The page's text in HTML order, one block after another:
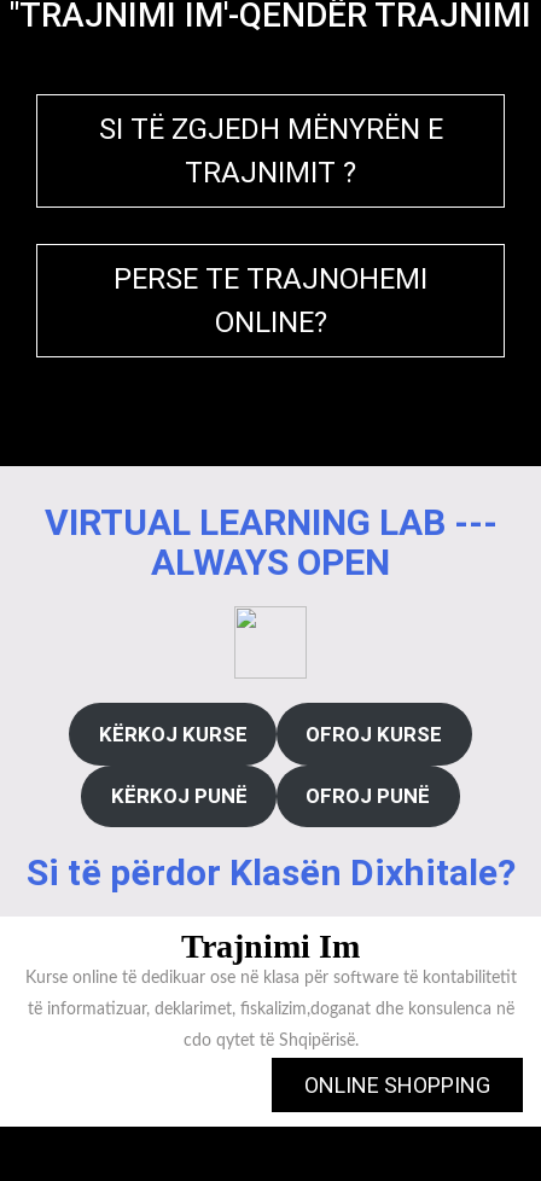
"TRAJNIMI IM'-QENDËR TRAJNIMI
SI TË ZGJEDH MËNYRËN E
TRAJNIMIT ?
PERSE TE TRAJNOHEMI
ONLINE?
VIRTUAL LEARNING LAB ---
ALWAYS OPEN
KËRKOJ KURSE OFROJ KURSE
KËRKOJ PUNË OFROJ PUNË
Si të përdor Klasën Dixhitale?
Trajnimi Im
Kurse online të dedikuar ose në klasa për software të kontabilitetit
të informatizuar, deklarimet, fiskalizim,doganat dhe konsulenca në
cdo qytet të Shqipërisë.
ONLINE SHOPPING